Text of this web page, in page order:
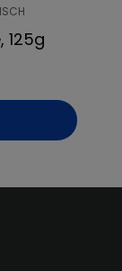
125g